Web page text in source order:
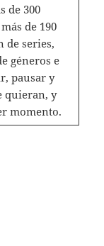
de 300
de 190
de series,
géneros e
pausar y
quieran, y
momento.